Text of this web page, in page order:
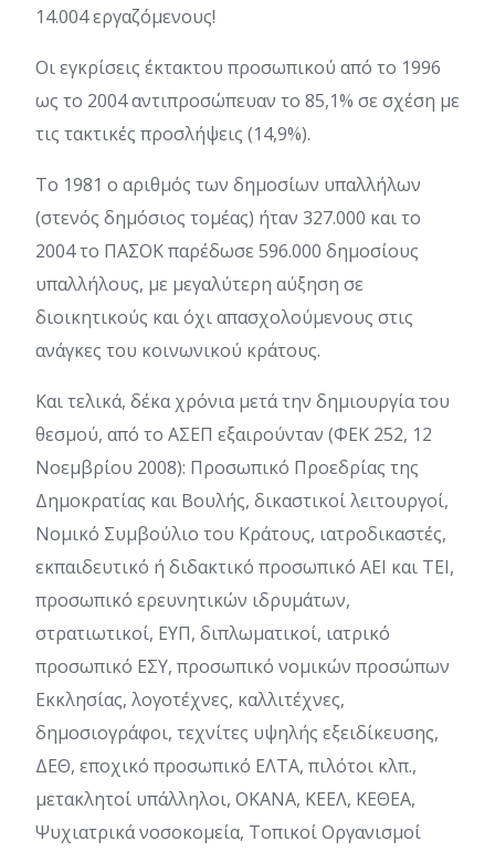
14.004 εργαζόμενους!
Οι εγκρίσεις έκτακτου προσωπικού από το 1996
ως το 2004 αντιπροσώπευαν το 85,1% σε σχέση με
τις τακτικές προσλήψεις (14,9%).
Το 1981 ο αριθμός των δημοσίων υπαλλήλων
(στενός δημόσιος τομέας) ήταν 327.000 και το
2004 το ΠΑΣΟΚ παρέδωσε 596.000 δημοσίους
υπαλλήλους, με μεγαλύτερη αύξηση σε
διοικητικούς και όχι απασχολούμενους στις
ανάγκες του κοινωνικού κράτους.
Και τελικά, δέκα χρόνια μετά την δημιουργία του
θεσμού, από το ΑΣΕΠ εξαιρούνταν (ΦΕΚ 252, 12
Νοεμβρίου 2008): Προσωπικό Προεδρίας της
Δημοκρατίας και Βουλής, δικαστικοί λειτουργοί,
Νομικό Συμβούλιο του Κράτους, ιατροδικαστές,
εκπαιδευτικό ή διδακτικό προσωπικό ΑΕΙ και ΤΕΙ,
προσωπικό ερευνητικών ιδρυμάτων,
στρατιωτικοί, ΕΥΠ, διπλωματικοί, ιατρικό
προσωπικό ΕΣΥ, προσωπικό νομικών προσώπων
Εκκλησίας, λογοτέχνες, καλλιτέχνες,
δημοσιογράφοι, τεχνίτες υψηλής εξειδίκευσης,
ΔΕΘ, εποχικό προσωπικό ΕΛΤΑ, πιλότοι κλπ.,
μετακλητοί υπάλληλοι, ΟΚΑΝΑ, ΚΕΕΛ, ΚΕΘΕΑ,
Ψυχιατρικά νοσοκομεία, Τοπικοί Οργανισμοί